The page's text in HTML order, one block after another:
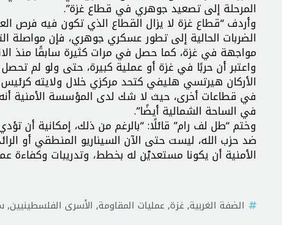
المرحلة إلى تصعيد جوهري في قطاع غزة”.
وأردف “قطاع غزة لا يزال القطاع الذي تكون فيه فرص
الضربات الحالية إلى تطور عسكري جوهري، فإن
مواجهة في غزة، كما حصل في مرات كثيرة سابقًا منذ الانفصال
واعتبر أن حربًا في غزة أو عملية كبيرة، حتى ولو لم
الأركان هيرتسي هليفي كتحد مركزي خلال ولايته
في قطاعات أخرى، حيث لا شك لدى المؤسسة الأمنية
في الساحة الشمالية أيضًا”.
وختم “طل لف رام” قائلًا: “بالرغم من ذلك، إمكانية أن
ضد حزب الله، ليست حتى الآن السيناريو المنطقي أو
الأمنية أن يكونا مستعديْن له بخطط، وتدريبات وكفاءة
الضفة الغربية, غزة, عمليات المقاومة, الأسرى الفلسطينيين,